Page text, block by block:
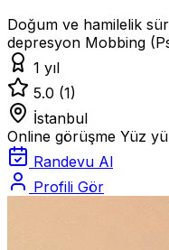
Doğum ve hamilelik
depresyon Mobbing
1 yıl
5.0 (1)
İstanbul
Online görüşme Yüz
Randevu Al
Profili Gör